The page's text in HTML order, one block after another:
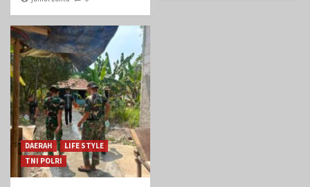
DAERAH
LIFE STYLE
TNI POLRI